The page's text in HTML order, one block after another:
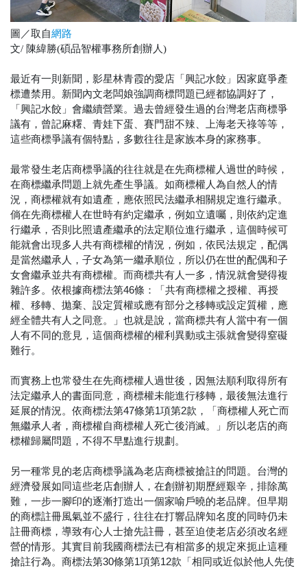
圖／取自網路
文/ 陳緯勝(碩品智權事務所創辦人)
最近有一則新聞，影星林青霞的愛店「興記水餃」因家庭爭產
標遭禁用。新聞內文老闆娘強調商標問題已經都協調好了，
「興記水餃」會繼續營業。過去曾經發生過的台灣老店商標爭
議有，曾記麻糬、青娃下蛋、賽門甜不辣、上海老天祿等等，
這些商標爭議有個特點，多數往往是家族本身的家務事。
最常發生老店商標爭議的往往就是在先商標權人過世的時候，
在商標繼承問題上就先產生爭議。如商標權人為自然人的情
況，商標權就有如遺產，應依照民法繼承相關規定進行繼承。
倘在先商標權人在世時有約定繼承，例如立遺囑，則依約定進
行繼承，否則比照遺產繼承的法定順位進行繼承，這個時候可
能就會出現多人共有商標權的情況，例如，依民法規定，配偶
是當然繼承人，子女為第一繼承順位，所以仍在世的配偶和子
女會繼承並共有商標權。而商標共有人一多，情況就會變得複
雜許多。依根據商標法第46條：「共有商標權之授權、再授
權、移轉、拋棄、設定質權或應有部分之移轉或設定質權，應
經全體共有人之同意。」也就是說，當商標共有人當中有一個
人有不同的意見，這個商標權的權利異動或主張就會變得窒礙
難行。
而實務上也常發生在先商標權人過世後，因無法順利取得所有
法定繼承人的書面同意，商標權未能進行移轉，最後無法進行
延展的情況。依商標法第47條第1項第2款，「商標權人死亡而
無繼承人者，商標權自商標權人死亡後消滅。」所以老店的商
標權歸屬問題，不得不早點進行規劃。
另一種常見的老店商標爭議為老店商標被搶註的問題。台灣的
經濟發展如同這些老店創辦人，在創辦初期歷經艱辛，排除萬
難，一步一腳印的逐漸打造出一個家喻戶曉的老品牌。但早期
的商標註冊風氣並不盛行，往往在打響品牌知名度的同時仍未
註冊商標，導致有心人士搶先註冊，甚至迫使老店必須改名經
營的情形。其實目前我國商標法已有相當多的規定來扼止這種
搶註行為。商標法第30條第1項第12款「相同或近似於他人先使